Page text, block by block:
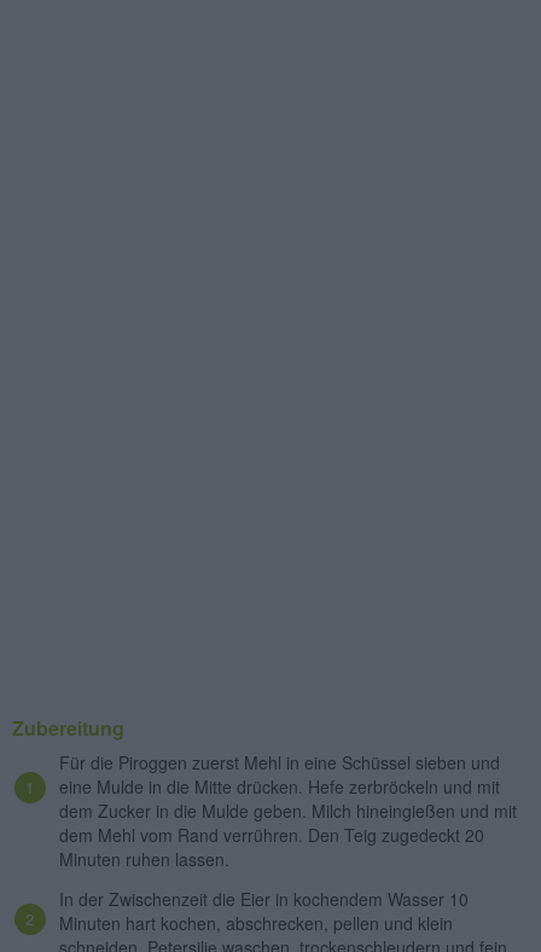
Zubereitung
Für die Piroggen zuerst Mehl in eine Schüssel sieben und
eine Mulde in die Mitte drücken. Hefe zerbröckeln und mit
dem Zucker in die Mulde geben. Milch hineingießen und mit
dem Mehl vom Rand verrühren. Den Teig zugedeckt 20
Minuten ruhen lassen.
In der Zwischenzeit die Eier in kochendem Wasser 10
Minuten hart kochen, abschrecken, pellen und klein
schneiden. Petersilie waschen, trockenschleudern und fein